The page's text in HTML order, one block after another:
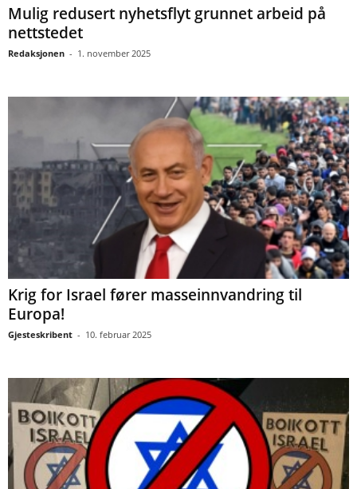
Mulig redusert nyhetsflyt grunnet arbeid på
nettstedet
Redaksjonen - 1. november 2025
Krig for Israel fører masseinnvandring til
Europa!
Gjesteskribent - 10. februar 2025